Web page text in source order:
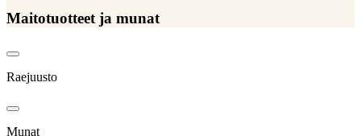
Maitotuotteet ja munat
Raejuusto
Munat